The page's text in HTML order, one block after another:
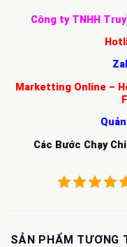
Công ty TNHH
Marketting Online –
Các Bước Chạy
SẢN PHẨM TƯƠNG